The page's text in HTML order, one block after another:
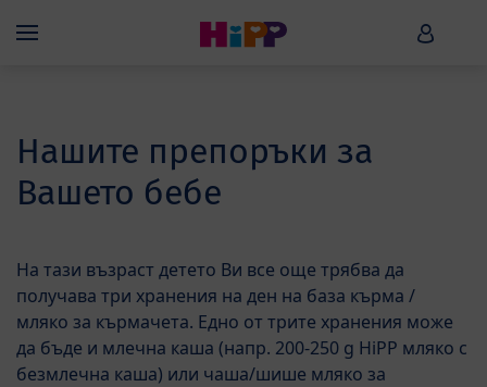
Menü HiPP
Нашите препоръки за
Вашето бебе
На тази възраст детето Ви все още трябва да
получава три хранения на ден на база кърма /
мляко за кърмачета. Едно от трите хранения може
да бъде и млечна каша (напр. 200-250 g HiPP мляко с
безмлечна каша) или чаша/шише мляко за